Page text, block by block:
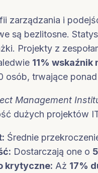
zarządzania i
są bezlitosne.
Projekty z
11% wskaźnik
osób, trwające
Management
dużych projektów
Średnie
Dostarczają one o
krytyczne: Aż 17%